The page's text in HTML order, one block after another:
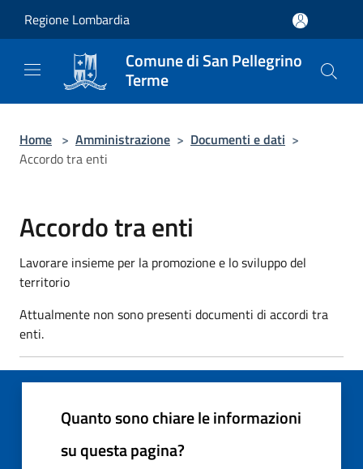
Regione Lombardia
Comune di San Pellegrino
Terme
Home > Amministrazione > Documenti e dati >
Accordo tra enti
Accordo tra enti
Lavorare insieme per la promozione e lo sviluppo del
territorio
Attualmente non sono presenti documenti di accordi tra
enti.
Quanto sono chiare le informazioni
su questa pagina?